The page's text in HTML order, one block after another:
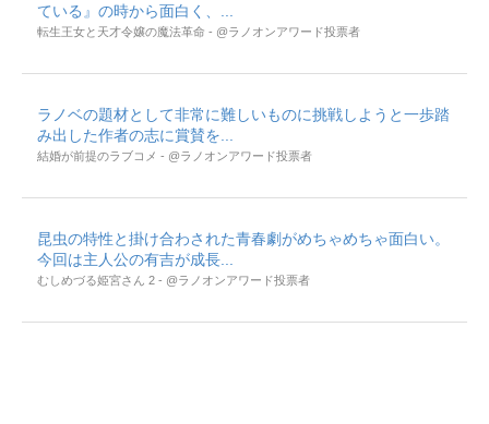
ている』の時から面白く、...
転生王女と天才令嬢の魔法革命 - @ラノオンアワード投票者
ラノベの題材として非常に難しいものに挑戦しようと一歩踏
み出した作者の志に賞賛を...
結婚が前提のラブコメ - @ラノオンアワード投票者
昆虫の特性と掛け合わされた青春劇がめちゃめちゃ面白い。
今回は主人公の有吉が成長...
むしめづる姫宮さん 2 - @ラノオンアワード投票者